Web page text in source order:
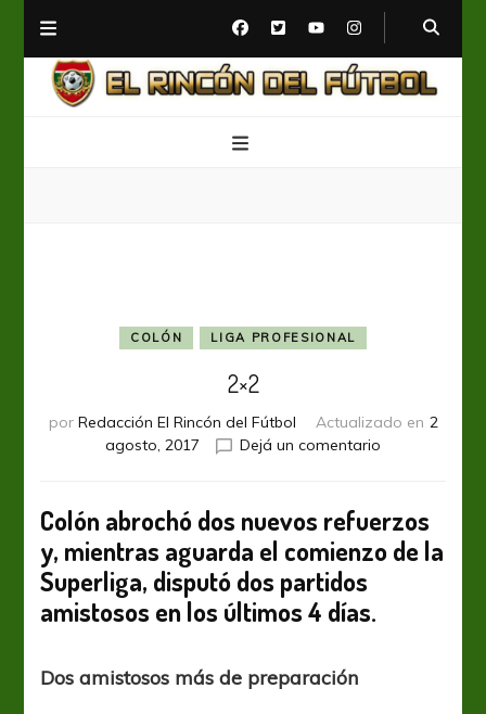
COLÓN LIGA PROFESIONAL
2×2
por Redacción El Rincón del Fútbol Actualizado en 2
agosto, 2017
Dejá un comentario
Colón abrochó dos nuevos refuerzos
y, mientras aguarda el comienzo de la
Superliga, disputó dos partidos
amistosos en los últimos 4 días.
Dos amistosos más de preparación